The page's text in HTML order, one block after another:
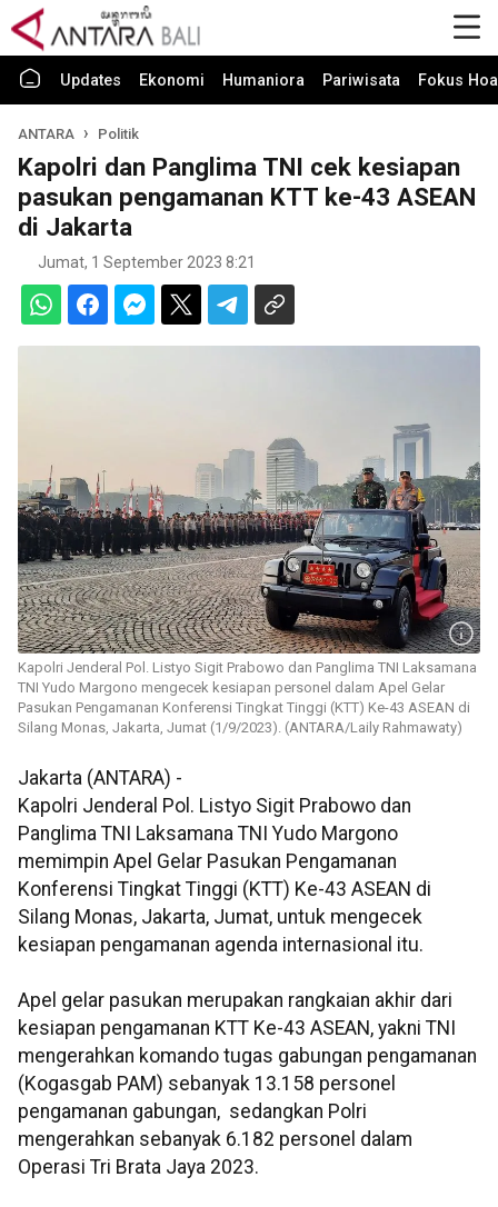
Updates Ekonomi Humaniora Pariwisata Fokus
ANTARA Politik
Kapolri dan Panglima TNI cek kesiapan
pasukan pengamanan KTT ke-43 ASEAN
di Jakarta
Jumat, 1 September 2023 8:21
Kapolri Jenderal Pol. Listyo Sigit Prabowo dan Panglima TNI Laksamana
TNI Yudo Margono mengecek kesiapan personel dalam Apel Gelar
Pasukan Pengamanan Konferensi Tingkat Tinggi (KTT) Ke-43 ASEAN di
Silang Monas, Jakarta, Jumat (1/9/2023). (ANTARA/Laily Rahmawaty)
Jakarta (ANTARA) -
Kapolri Jenderal Pol. Listyo Sigit Prabowo dan
Panglima TNI Laksamana TNI Yudo Margono
memimpin Apel Gelar Pasukan Pengamanan
Konferensi Tingkat Tinggi (KTT) Ke-43 ASEAN di
Silang Monas, Jakarta, Jumat, untuk mengecek
kesiapan pengamanan agenda internasional itu.
Apel gelar pasukan merupakan rangkaian akhir dari
kesiapan pengamanan KTT Ke-43 ASEAN, yakni TNI
mengerahkan komando tugas gabungan pengamanan
(Kogasgab PAM) sebanyak 13.158 personel
pengamanan gabungan, sedangkan Polri
mengerahkan sebanyak 6.182 personel dalam
Operasi Tri Brata Jaya 2023.